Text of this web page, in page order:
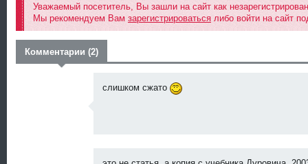
Уважаемый посетитель, Вы зашли на сайт как
Мы рекомендуем Вам зарегистрироваться либо войти на сайт
Комментарии (2)
слишком сжато